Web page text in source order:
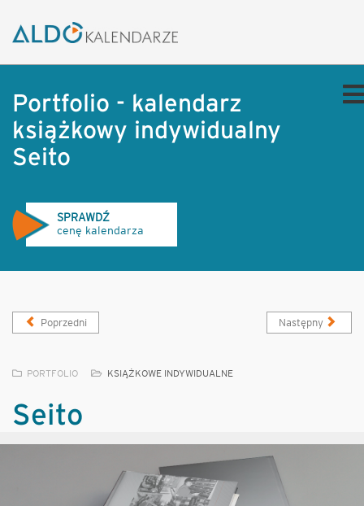
Portfolio - kalendarz
książkowy indywidualny
Seito
SPRAWDŹ
cenę kalendarza
Poprzedni Następny
PORTFOLIO KSIĄŻKOWE INDYWIDUALNE
Seito